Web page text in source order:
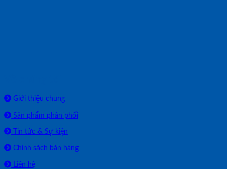
Giới thiệu chung
Sản phẩm phân phối
Tin tức & Sự kiện
Chính sách bán hàng
Liên hệ